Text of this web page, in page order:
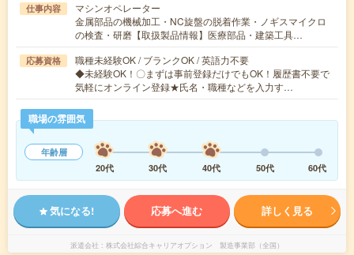
仕事内容
マシンオペレーター
金属部品の機械加工・NC旋盤の脱着作業・ノギスマイクロ
の検査・研磨【取扱製品情報】医療部品・建築工具…
応募資格
職種未経験OK / ブランクOK / 英語力不要
◆未経験OK！〇まずは事前登録だけでもOK！履歴書不要で
気軽にオンライン登録★氏名・職種などを入力す…
職場の雰囲気
年齢層
20代
30代 40代 50代 60代
気になる! 応募へ進む 詳しく見る
派遣会社 株式会社綜合キャリアオプション 製造事業部（全国）